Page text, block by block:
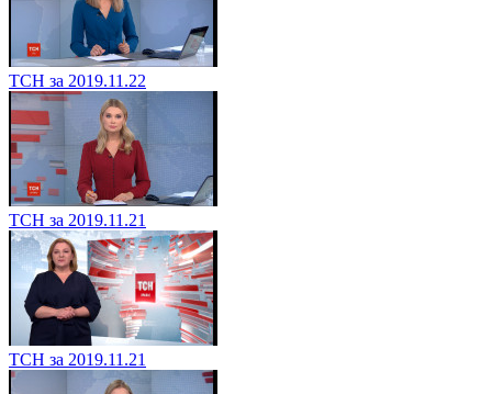
ТСН за 2019.11.22
ТСН за 2019.11.21
ТСН за 2019.11.21